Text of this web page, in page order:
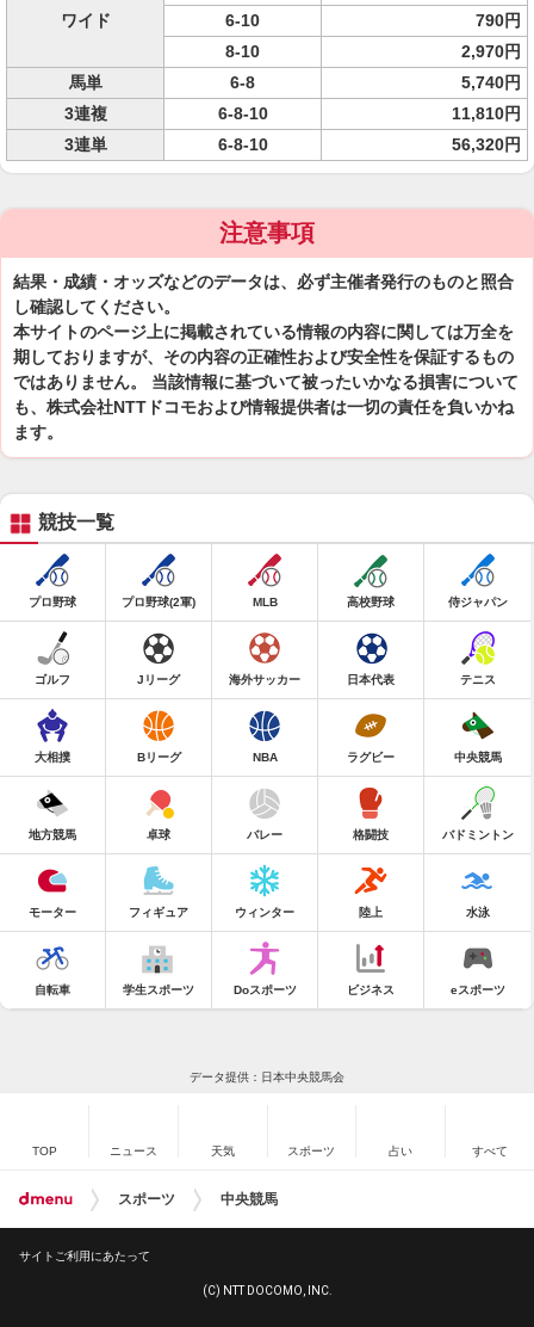
ワイド
6-10
790円
8-10
2,970円
馬単
6-8
5,740円
3連複
6-8-10
11,810円
3連単
6-8-10 56,320円
注意事項
結果・成績・オッズなどのデータは、必ず主催者発行のものと照合
し確認してください。
本サイトのページ上に掲載されている情報の内容に関しては万全を
期しておりますが、その内容の正確性および安全性を保証するもの
ではありません。 当該情報に基づいて被ったいかなる損害について
も、株式会社NTTドコモおよび情報提供者は一切の責任を負いかね
ます。
競技一覧
プロ野球 プロ野球(2軍) MLB 高校野球 侍ジャパン
ゴルフ Jリーグ 海外サッカー 日本代表 テニス
大相撲 Bリーグ NBA ラグビー 中央競馬
地方競馬 卓球 バレー 格闘技 バドミントン
モーター フィギュア ウィンター 陸上 水泳
自転車 学生スポーツ Doスポーツ ビジネス eスポーツ
データ提供：日本中央競馬会
TOP ニュース 天気 スポーツ 占い すべて
スポーツ 中央競馬
サイトご利用にあたって
(C) NTT DOCOMO, INC.